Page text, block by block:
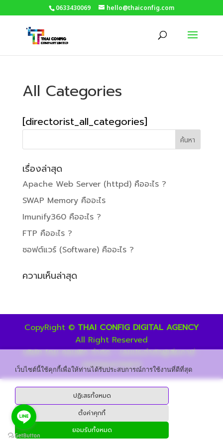
0633430069 hello@thaiconfig.com
All Categories
[directorist_all_categories]
เรื่องล่าสุด
Apache Web Server (httpd) คืออะไร ?
SWAP Memory คืออะไร
Imunify360 คืออะไร ?
FTP คืออะไร ?
ซอฟต์แวร์ (Software) คืออะไร ?
ความเห็นล่าสุด
CopyRight © THAI CONFIG DIGITAL AGENCY
All Right Reserved
บริษัท ไทย คอนฟิก จำกัด - เลขประจำตัวผู้เสียภาษี :
0105564016831
เว็บไซต์นี้ใช้คุกกี้เพื่อให้ท่านได้รับประสบการณ์การใช้งานที่ดีที่สุด
ปฏิเสธทั้งหมด
ตั้งค่าคุกกี้
ยอมรับทั้งหมด